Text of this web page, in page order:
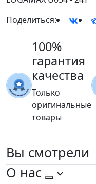
Поделиться:
100%
гарантия
качества
Только
оригинальные
товары
Вы смотрели
О нас